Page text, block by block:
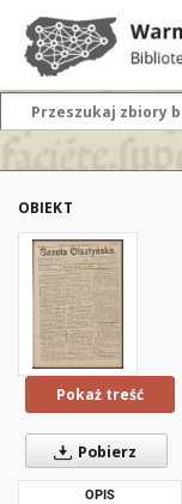
OBIEKT
Pokaż treść
Pobierz
OPIS